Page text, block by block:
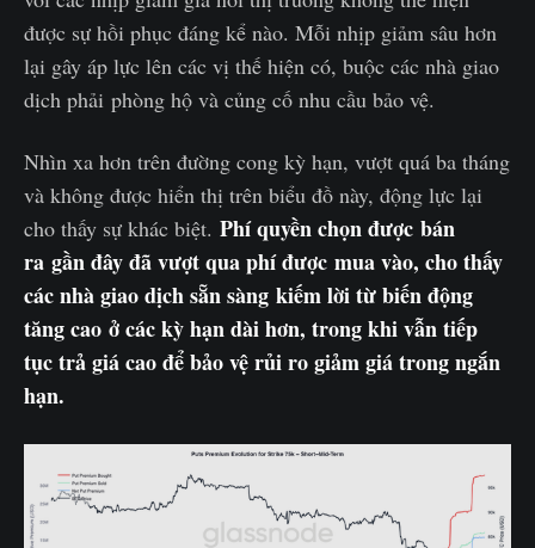
được sự hồi phục đáng kể nào. Mỗi nhịp giảm sâu hơn
lại gây áp lực lên các vị thế hiện có, buộc các nhà giao
dịch phải phòng hộ và củng cố nhu cầu bảo vệ.
Nhìn xa hơn trên đường cong kỳ hạn, vượt quá ba tháng
và không được hiển thị trên biểu đồ này, động lực lại
cho thấy sự khác biệt. Phí quyền chọn được bán
ra gần đây đã vượt qua phí được mua vào, cho thấy
các nhà giao dịch sẵn sàng kiếm lời từ biến động
tăng cao ở các kỳ hạn dài hơn, trong khi vẫn tiếp
tục trả giá cao để bảo vệ rủi ro giảm giá trong ngắn
hạn.